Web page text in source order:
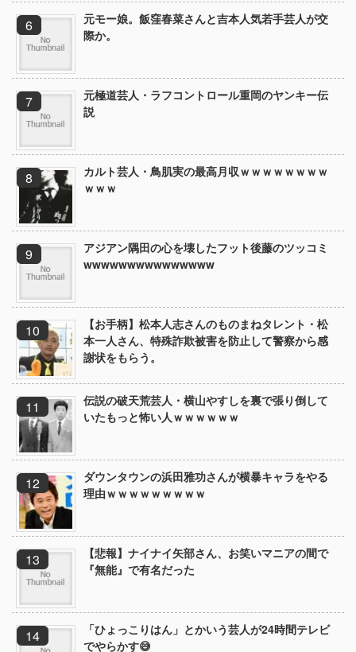
元モー娘。飯窪春菜さんと吉本人気若手芸人が交
際か。
元極道芸人・ラフコントロール重岡のヤンキー伝
説
カルト芸人・鳥肌実の最高月収ｗｗｗｗｗｗｗｗ
ｗｗｗ
アジアン隅田の心を壊したフット後藤のツッコミ
wwwwwwwwwwwwwww
【お手柄】松本人志さんのものまねタレント・松
本一人さん、特殊詐欺被害を防止して警察から感
謝状をもらう。
伝説の破天荒芸人・横山やすしを裏で張り倒して
いたもっと怖い人ｗｗｗｗｗｗ
ダウンタウンの浜田雅功さんが横暴キャラをやる
理由ｗｗｗｗｗｗｗｗｗ
【悲報】ナイナイ矢部さん、お笑いマニアの間で
『無能』で有名だった
「ひょっこりはん」とかいう芸人が24時間テレビ
でやらかす😅